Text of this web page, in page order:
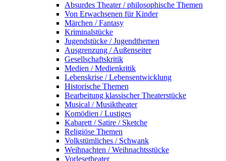
Absurdes Theater / philosophische Themen
Von Erwachsenen für Kinder
Märchen / Fantasy
Kriminalstücke
Jugendstücke / Jugendthemen
Ausgrenzung / Außenseiter
Gesellschaftskritik
Medien / Medienkritik
Lebenskrise / Lebensentwicklung
Historische Themen
Bearbeitung klassischer Theaterstücke
Musical / Musiktheater
Komödien / Lustiges
Kabarett / Satire / Sketche
Religiöse Themen
Volkstümliches / Schwank
Weihnachten / Weihnachtsstücke
Vorlesetheater